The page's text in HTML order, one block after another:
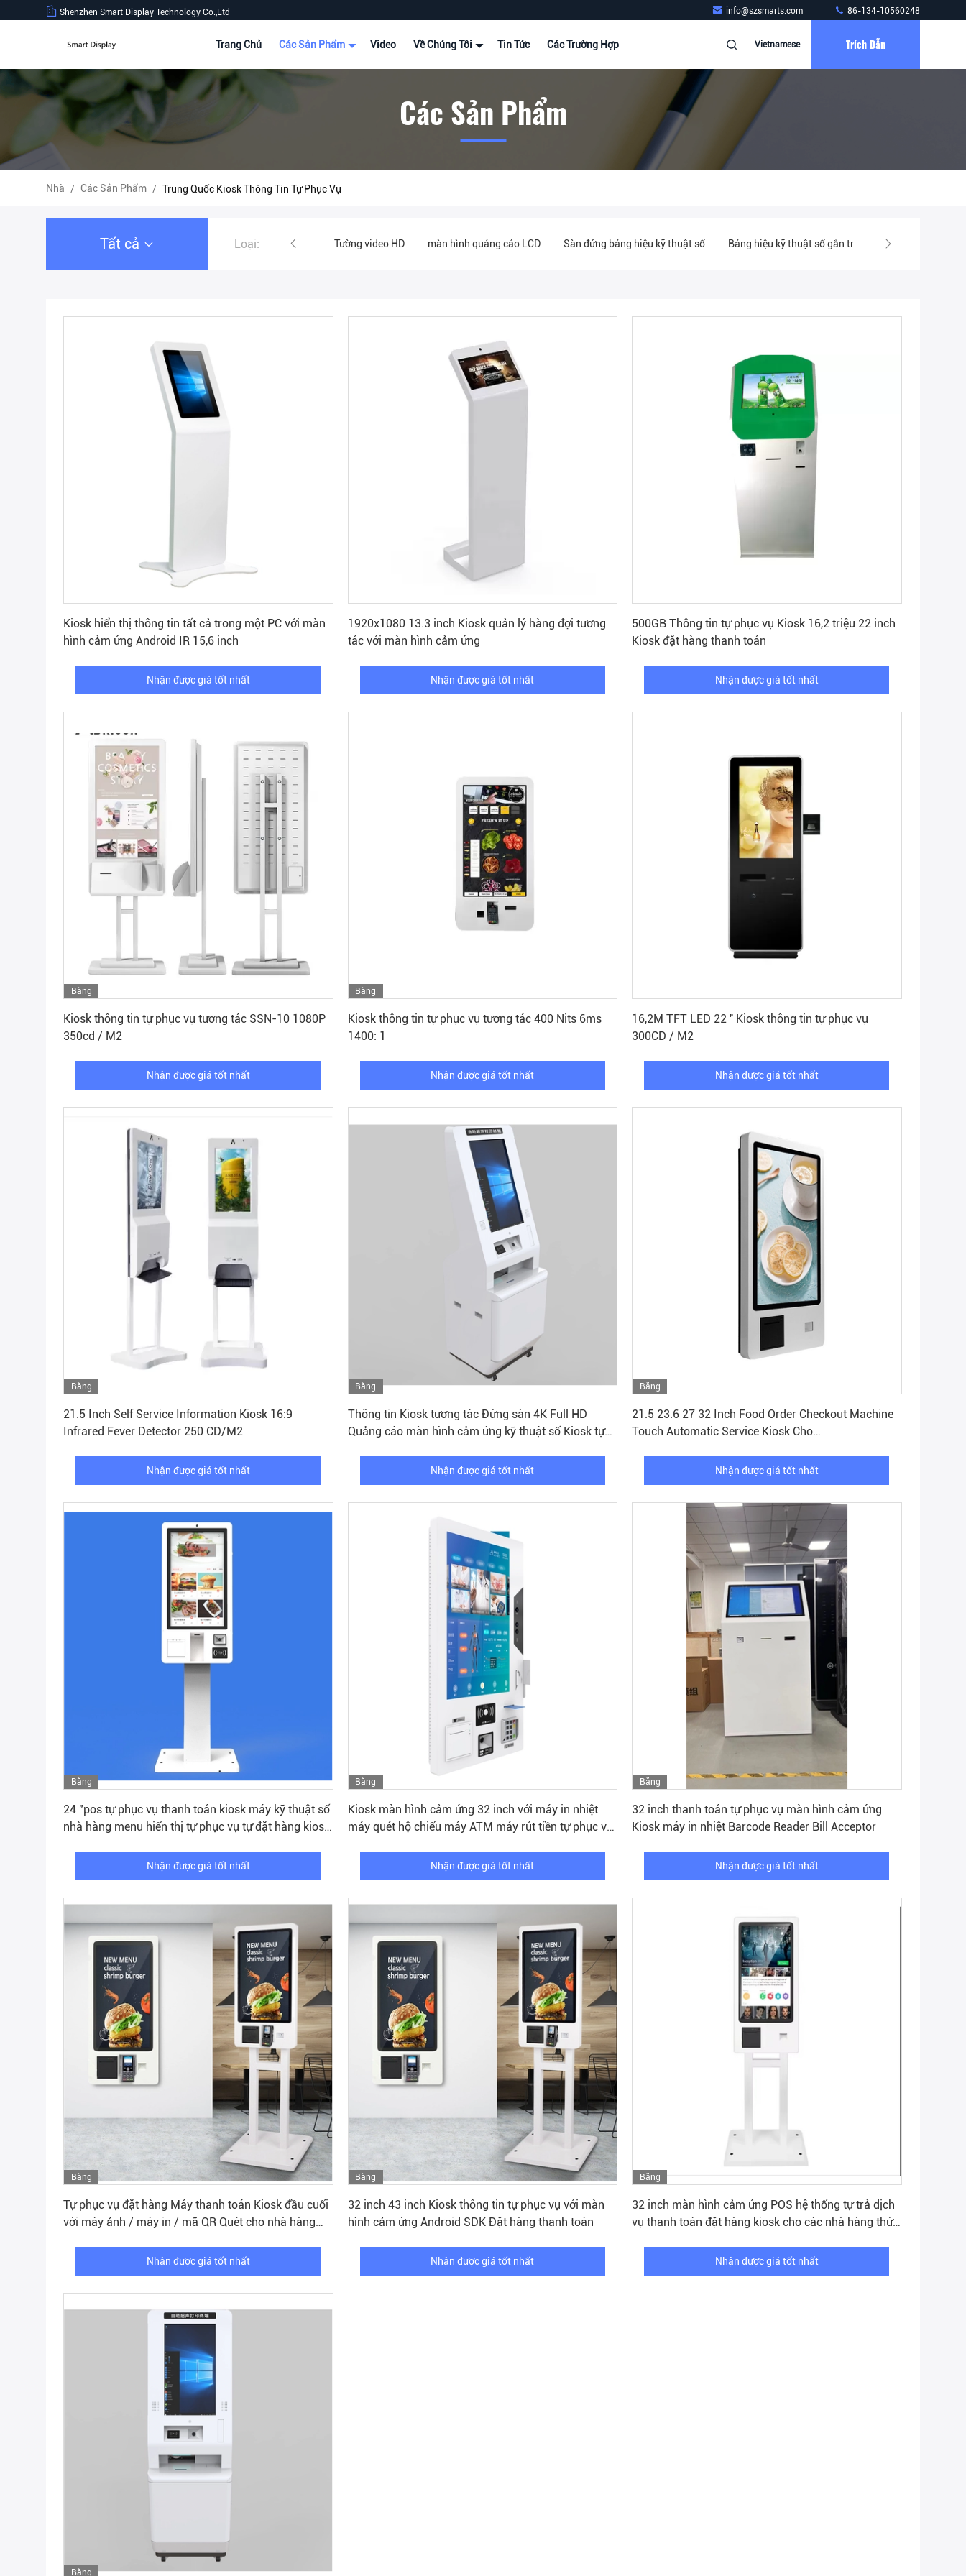
Shenzhen Smart Display Technology Co.,Ltd info@szsmarts.com 86-134-10560248
Trang Chủ Các Sản Phẩm Video Về Chúng Tôi Tin Tức Các Trường Hợp Vietnamese Trích Dẫn
Các Sản Phẩm
Nhà / Các Sản Phẩm / Trung Quốc Kiosk Thông Tin Tự Phục Vụ
Tất cả Loại:
Màn hình LCD Video Wall Tường video HD màn hình quảng cáo LCD Sàn đứng bảng hiệu kỹ thuật số Bảng hiệu kỹ thuật số gắn trên tường
Kiosk hiển thị thông tin tất cả trong một PC với màn
hình cảm ứng Android IR 15,6 inch
Nhận được giá tốt nhất
1920x1080 13.3 inch Kiosk quản lý hàng đợi tương
tác với màn hình cảm ứng
Nhận được giá tốt nhất
500GB Thông tin tự phục vụ Kiosk 16,2 triệu 22 inch
Kiosk đặt hàng thanh toán
Nhận được giá tốt nhất
Băng
Kiosk thông tin tự phục vụ tương tác SSN-10 1080P
350cd / M2
Nhận được giá tốt nhất
Băng
Kiosk thông tin tự phục vụ tương tác 400 Nits 6ms
1400: 1
Nhận được giá tốt nhất
16,2M TFT LED 22 '' Kiosk thông tin tự phục vụ
300CD / M2
Nhận được giá tốt nhất
Băng
21.5 Inch Self Service Information Kiosk 16:9
Infrared Fever Detector 250 CD/M2
Nhận được giá tốt nhất
Băng
Thông tin Kiosk tương tác Đứng sàn 4K Full HD
Quảng cáo màn hình cảm ứng kỹ thuật số Kiosk tự
Nhận được giá tốt nhất
Băng
21.5 23.6 27 32 Inch Food Order Checkout Machine
Touch Automatic Service Kiosk Cho
Nhận được giá tốt nhất
Băng
24 "pos tự phục vụ thanh toán kiosk máy kỹ thuật số
nhà hàng menu hiển thị tự phục vụ tự đặt hàng kiosk
Nhận được giá tốt nhất
Băng
Kiosk màn hình cảm ứng 32 inch với máy in nhiệt
máy quét hộ chiếu máy ATM máy rút tiền tự phục vụ
Nhận được giá tốt nhất
Băng
32 inch thanh toán tự phục vụ màn hình cảm ứng
Kiosk máy in nhiệt Barcode Reader Bill Acceptor
Nhận được giá tốt nhất
Băng
Tự phục vụ đặt hàng Máy thanh toán Kiosk đầu cuối
với máy ảnh / máy in / mã QR Quét cho nhà hàng
Nhận được giá tốt nhất
Băng
32 inch 43 inch Kiosk thông tin tự phục vụ với màn
hình cảm ứng Android SDK Đặt hàng thanh toán
Nhận được giá tốt nhất
Băng
32 inch màn hình cảm ứng POS hệ thống tự trả dịch
vụ thanh toán đặt hàng kiosk cho các nhà hàng thức
Nhận được giá tốt nhất
Băng